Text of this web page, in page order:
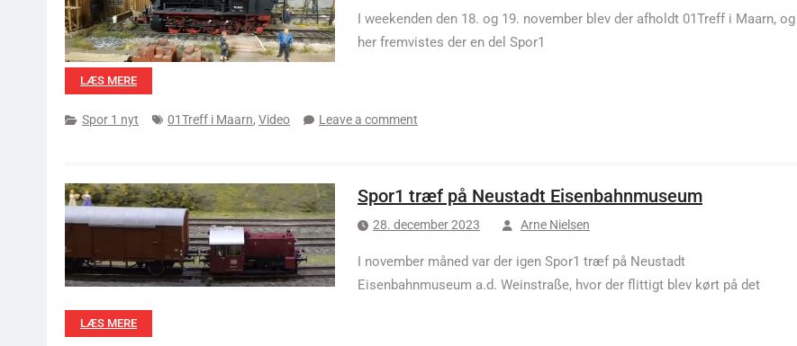
I weekenden den 18. og 19. november blev der afholdt 01Treff i Maarn, og
her fremvistes der en del Spor1
LÆS MERE
Spor 1 nyt 01Treff i Maarn, Video Leave a comment
Spor1 træf på Neustadt Eisenbahnmuseum
28. december 2023 Arne Nielsen
I november måned var der igen Spor1 træf på Neustadt
Eisenbahnmuseum a.d. Weinstraße, hvor der flittigt blev kørt på det
LÆS MERE